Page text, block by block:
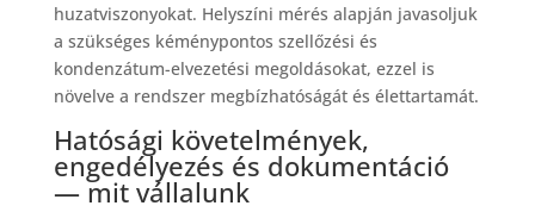
huzatviszonyokat. Helyszíni mérés alapján javasoljuk
a szükséges kéménypontos szellőzési és
kondenzátum-elvezetési megoldásokat, ezzel is
növelve a rendszer megbízhatóságát és élettartamát.
Hatósági követelmények,
engedélyezés és dokumentáció
— mit vállalunk